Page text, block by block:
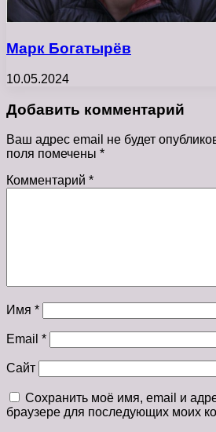
Марк Богатырёв
10.05.2024
Добавить комментарий
Ваш адрес email не будет
поля помечены *
Комментарий *
Имя *
Email *
Сайт
Сохранить моё имя, email и
браузере для последующих моих